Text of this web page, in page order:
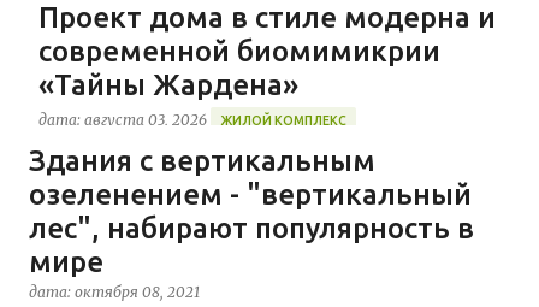
Проект дома в стиле модерна и
современной биомимикрии
«Тайны Жардена»
дата: августа 03, 2026 ЖИЛОЙ КОМПЛЕКС
В марте 2026 года в Монпелье завершилось
строительство знакового жилого комплекса
«Jardins Secrets» от бюро Vincent Callebaut
Architectures. Проект, расположенный на
территории бывшей пехотной школы (EAI) в
районе Cité Créative, стал примером гармоничной
0
Здания с вертикальным
озеленением - "вертикальный
лес", набирают популярность в
мире
дата: октября 08, 2021